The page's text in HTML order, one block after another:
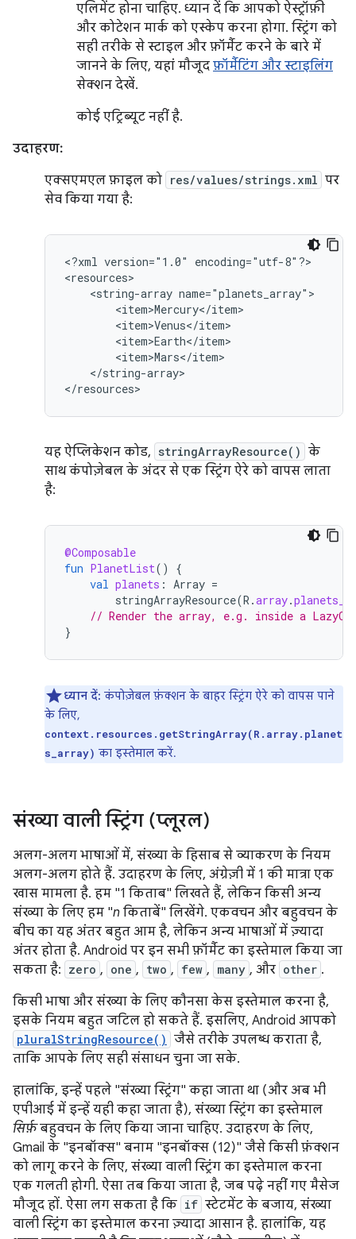
एलिमेंट होना चाहिए. ध्यान दें कि आपको ऐस्ट्रॉफ़ी
और कोटेशन मार्क को एस्केप करना होगा. स्ट्रिंग को
सही तरीके से स्टाइल और फ़ॉर्मैट करने के बारे में
जानने के लिए, यहां मौजूद फ़ॉर्मैटिंग और स्टाइलिंग
सेक्शन देखें.
कोई एट्रिब्यूट नहीं है.
उदाहरण:
एक्सएमएल फ़ाइल को res/values/strings.xml पर
सेव किया गया है:
<?xml version="1.0"
encoding="utf-8"?>
<string-array
</string-array>
</resources>
यह ऐप्लिकेशन कोड, stringArrayResource() के
साथ कंपोज़ेबल के अंदर से एक स्ट्रिंग ऐरे को वापस लाता
है:
@Composable
fun PlanetList()
{
val planets : Array =
stringArrayResource(R .array.
// Render the array, e.g. inside a
}
ध्यान दें: कंपोज़ेबल फ़ंक्शन के बाहर स्ट्रिंग ऐरे को वापस पाने
के लिए,
context.resources.getStringArray(R.array.planet
s_array) का इस्तेमाल करें.
संख्या वाली स्ट्रिंग (प्लूरल)
अलग-अलग भाषाओं में, संख्या के हिसाब से व्याकरण के नियम
अलग-अलग होते हैं. उदाहरण के लिए, अंग्रेज़ी में 1 की मात्रा एक
खास मामला है. हम "1 किताब" लिखते हैं, लेकिन किसी अन्य
संख्या के लिए हम "n किताबें" लिखेंगे. एकवचन और बहुवचन के
बीच का यह अंतर बहुत आम है, लेकिन अन्य भाषाओं में ज़्यादा
अंतर होता है. Android पर इन सभी फ़ॉर्मैट का इस्तेमाल किया जा
सकता है: zero , one , two , few , many , और other .
किसी भाषा और संख्या के लिए कौनसा केस इस्तेमाल करना है,
इसके नियम बहुत जटिल हो सकते हैं. इसलिए, Android आपको
pluralStringResource() जैसे तरीके उपलब्ध कराता है,
ताकि आपके लिए सही संसाधन चुना जा सके.
हालांकि, इन्हें पहले "संख्या स्ट्रिंग" कहा जाता था (और अब भी
एपीआई में इन्हें यही कहा जाता है), संख्या स्ट्रिंग का इस्तेमाल
सिर्फ़बहुवचन के लिए किया जाना चाहिए. उदाहरण के लिए,
Gmail के "इनबॉक्स" बनाम "इनबॉक्स (12)" जैसे किसी फ़ंक्शन
को लागू करने के लिए, संख्या वाली स्ट्रिंग का इस्तेमाल करना
एक गलती होगी. ऐसा तब किया जाता है, जब पढ़े नहीं गए मैसेज
मौजूद हों. ऐसा लग सकता है कि if स्टेटमेंट के बजाय, संख्या
वाली स्ट्रिंग का इस्तेमाल करना ज़्यादा आसान है. हालांकि, यह